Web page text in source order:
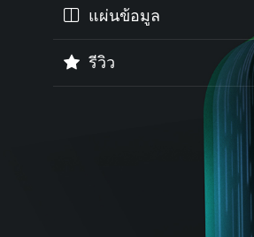
แผ่นข้อมูล
รีวิว